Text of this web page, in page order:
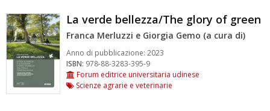
La verde bellezza/The glory of green
Franca Merluzzi e Giorgia Gemo (a cura di)
Anno di pubblicazione: 2023
ISBN: 978-88-3283-395-9
Forum editrice universitaria udinese
Scienze agrarie e veterinarie